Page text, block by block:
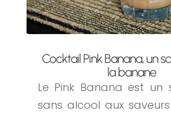
Cocktail Pink Banana, un
la banane
Le Pink Banana est un
sans alcool aux